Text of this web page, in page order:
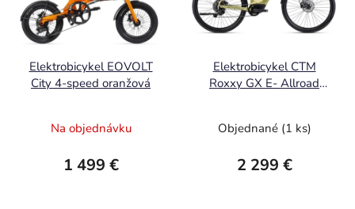
Elektrobicykel EOVOLT
City 4-speed oranžová
Na objednávku
1 499 €
Elektrobicykel CTM
Roxxy GX E- Allroad
Objednané (1 ks)
2 299 €